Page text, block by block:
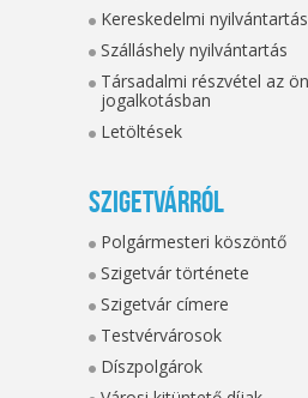
Kereskedelmi
Szálláshely nyilvántartás
Társadalmi részvétel az
jogalkotásban
Letöltések
Szigetvárról
Polgármesteri köszöntő
Szigetvár története
Szigetvár címere
Testvérvárosok
Díszpolgárok